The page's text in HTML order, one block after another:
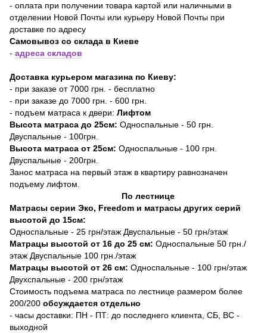
- оплата при получении товара картой или наличными в
отделении Новой Почты или курьеру Новой Почты при
доставке по адресу
Самовывоз со склада в Киеве
- адреса складов
Доставка курьером магазина по Киеву:
- при заказе от 7000 грн. - бесплатно
- при заказе до 7000 грн. - 600 грн.
- подъем матраса к двери: Лифтом
Высота матраса до 25см: Односпальные - 50 грн.
Двуспальные - 100грн.
Высота матраса от 25см: Односпальные - 100 грн.
Двуспальные - 200грн.
Занос матраса на первый этаж в квартиру равнозначен
подъему лифтом.
По лестнице
Матрасы серии Эко, Freedom и матрасы других серий
высотой до 15см:
Односпальные - 25 грн/этаж Двуспальные - 50 грн/этаж
Матрацы высотой от 16 до 25 см: Односпальные 50 грн./
этаж Двуспальные 100 грн./этаж
Матрацы высотой от 26 см: Односпальные - 100 грн/этаж
Двухспальные - 200 грн/этаж
Стоимость подъема матраса по лестнице размером более
200/200 обсуждается отдельно
- часы доставки: ПН - ПТ: до последнего клиента, СБ, ВС -
выходной